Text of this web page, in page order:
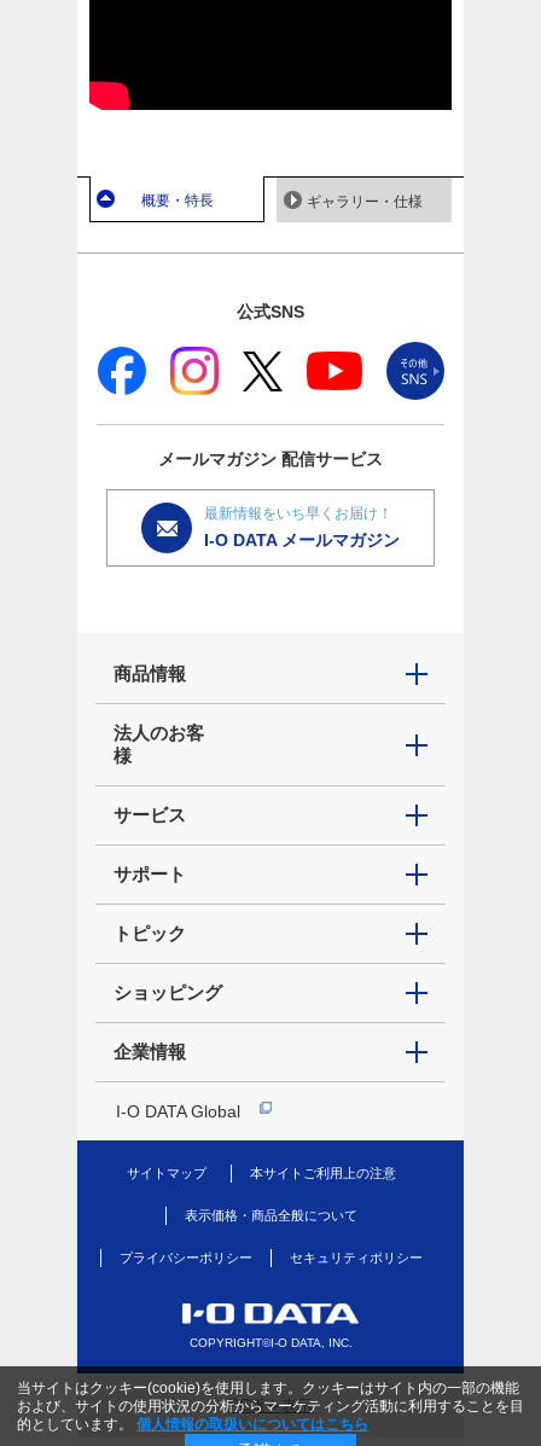
概要・特長 ギャラリー・仕様
公式SNS
メールマガジン 配信サービス
最新情報をいち早くお届け！
I-O DATA メールマガジン
商品情報
法人のお客
様
サービス
サポート
トピック
ショッピング
企業情報
I-O DATA Global
サイトマップ 本サイトご利用上の注意
表示価格・商品全般について
プライバシーポリシー セキュリティポリシー
COPYRIGHT©I-O DATA, INC.
当サイトはクッキー(cookie)を使用します。クッキーはサイト内の一部の機能
および、サイトの使用状況の分析からマーケティング活動に利用することを目
的としています。
個人情報の取扱いについてはこちら
PC版を表示